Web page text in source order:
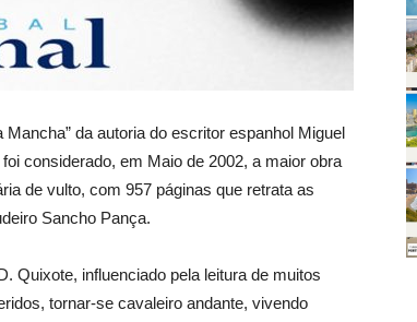
da autoria do escritor espanhol Miguel
considerado, em Maio de 2002, a maior obra
de vulto, com 957 páginas que retrata as
Sancho Pança.
Quixote, influenciado pela leitura de muitos
tornar-se cavaleiro andante, vivendo